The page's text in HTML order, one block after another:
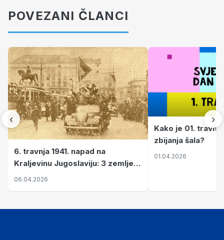
POVEZANI ČLANCI
‹
6. travnja 1941. napad na
Kraljevinu Jugoslaviju: 3 zemlje
nastale njenim raspadom
06.04.2026
Kako je 01.
zbijanja šala?
01.04.2026
›